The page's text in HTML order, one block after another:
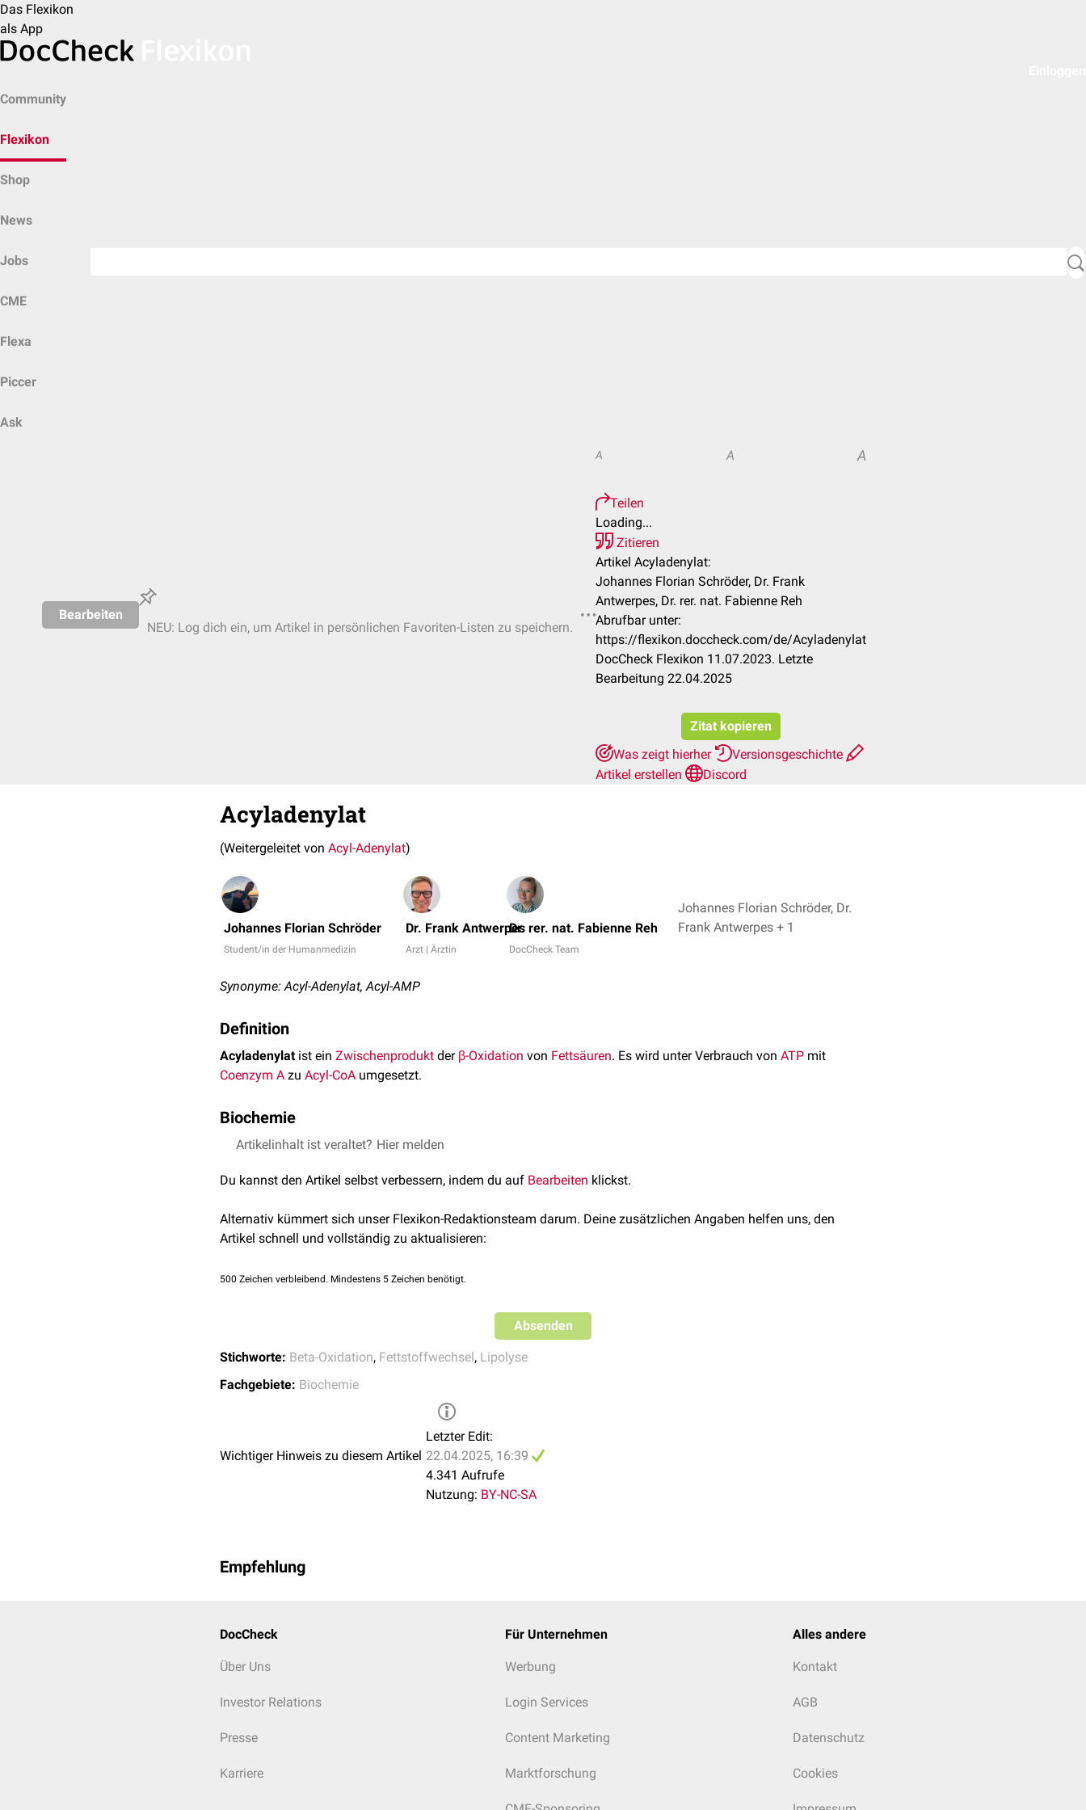
Das Flexikon
als App
Community
Flexikon
Shop
News
Jobs
CME
Flexa
Piccer
Ask
Bearbeiten
NEU: Log dich ein, um Artikel in persönlichen Favoriten-Listen zu speichern.
A A A
Teilen
Loading...
Zitieren
Artikel Acyladenylat:
Johannes Florian Schröder, Dr. Frank
Antwerpes, Dr. rer. nat. Fabienne Reh
Abrufbar unter:
https://flexikon.doccheck.com/de/Acyladenylat
DocCheck Flexikon 11.07.2023. Letzte
Bearbeitung 22.04.2025
Zitat kopieren
Was zeigt hierher
Versionsgeschichte
Artikel erstellen
Discord
Acyladenylat
(Weitergeleitet von Acyl-Adenylat)
Johannes Florian Schröder
Student/in der Humanmedizin
Dr. Frank Antwerpes
Arzt | Ärztin
Dr. rer. nat. Fabienne Reh
DocCheck Team
Johannes Florian Schröder, Dr.
Frank Antwerpes + 1
Synonyme: Acyl-Adenylat, Acyl-AMP
Definition
Acyladenylatist ein Zwischenprodukt der β-Oxidation von Fettsäuren. Es wird unter Verbrauch von ATP mit
Coenzym A zu Acyl-CoA umgesetzt.
Biochemie
Die meisten Fettsäuren werden durch die β-Oxidation abgebaut, die in der
wirdATPinAMPund Pyrophosphatgespalten. Die Fettsäure reagiert mit dem entstandenen AMP zu
Coenzym A zu Acyl-CoA vererstert.
Artikelinhalt ist veraltet? Hier melden
Du kannst den Artikel selbst verbessern, indem du auf Bearbeiten klickst.
Alternativ kümmert sich unser Flexikon-Redaktionsteam darum. Deine zusätzlichen Angaben helfen uns, den
Artikel schnell und vollständig zu aktualisieren:
500 Zeichen verbleibend. Mindestens 5 Zeichen benötigt.
Absenden
Stichworte: Beta-Oxidation, Fettstoffwechsel, Lipolyse
Fachgebiete: Biochemie
Wichtiger Hinweis zu diesem Artikel
Letzter Edit:
22.04.2025, 16:39
4.341 Aufrufe
Nutzung: BY-NC-SA
Empfehlung
DocCheck
Über Uns
Investor Relations
Presse
Karriere
Für Unternehmen
Werbung
Login Services
Content Marketing
Marktforschung
Alles andere
Kontakt
AGB
Datenschutz
Cookies